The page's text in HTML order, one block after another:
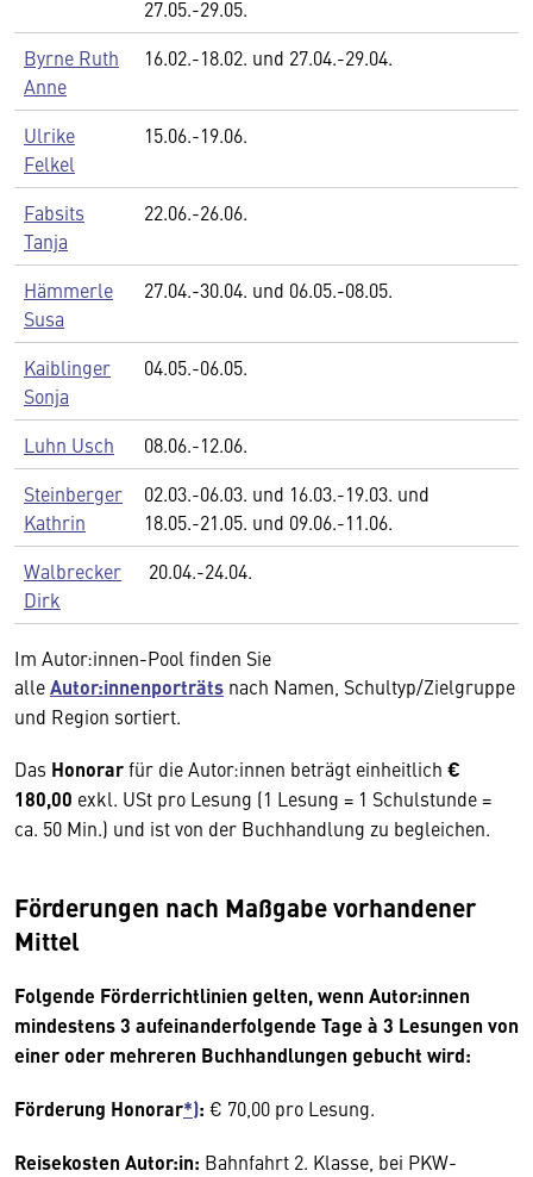
27.05.-29.05.
Byrne Ruth
Anne
16.02.-18.02. und 27.04.-29.04.
Ulrike
Felkel
15.06.-19.06.
Fabsits
Tanja
22.06.-26.06.
Hämmerle
Susa
27.04.-30.04. und 06.05.-08.05.
Kaiblinger
Sonja
04.05.-06.05.
Luhn Usch
08.06.-12.06.
Steinberger
Kathrin
02.03.-06.03. und 16.03.-19.03. und
18.05.-21.05. und 09.06.-11.06.
Walbrecker
Dirk
20.04.-24.04.
Im Autor:innen-Pool finden Sie
alleAutor:innenporträts nach Namen, Schultyp/Zielgruppe
und Region sortiert.
Das Honorarfür die Autor:innen beträgt einheitlich €
180,00 exkl. USt pro Lesung (1 Lesung = 1 Schulstunde =
ca. 50 Min.) und ist von der Buchhandlung zu begleichen.
Förderungen nach Maßgabe vorhandener
Mittel
Folgende Förderrichtlinien gelten, wenn Autor:innen
mindestens 3 aufeinanderfolgende Tage à 3 Lesungen von
einer oder mehreren Buchhandlungen gebucht wird:
Förderung Honorar*): € 70,00 pro Lesung.
Reisekosten Autor:in: Bahnfahrt 2. Klasse, bei PKW-